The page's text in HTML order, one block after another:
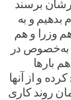
برسند
بدهیم و به
وزرا و هم
به‌خصوص در
بارها
و از آنها
روند کاری